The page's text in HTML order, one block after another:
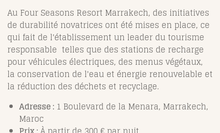
Au Four Seasons Resort Marrakech, des initiatives
de durabilité novatrices ont été mises en place, ce
qui fait de l'établissement un leader du tourisme
responsable telles que des stations de recharge
pour véhicules électriques, des menus végétaux,
la conservation de l'eau et énergie renouvelable et
la réduction des déchets et recyclage.
Adresse : 1 Boulevard de la Menara, Marrakech,
Maroc